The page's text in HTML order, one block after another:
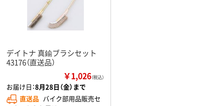
デイトナ 真鍮ブラシセット
43176（直送品）
￥1,026（税込）
お届け日：8月28日（金）まで
直送品 バイク部用品販売セ